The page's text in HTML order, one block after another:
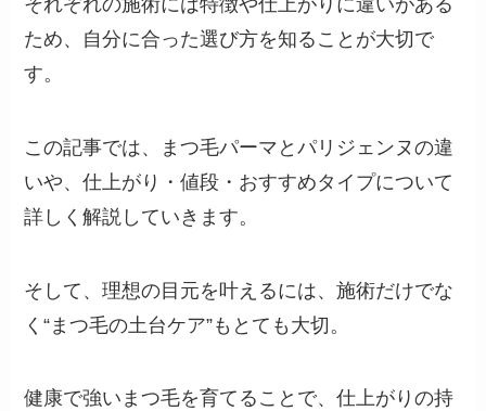
ため、自分に合った選び方を知ることが大切で
す。
この記事では、まつ毛パーマとパリジェンヌの違
いや、仕上がり・値段・おすすめタイプについて
詳しく解説していきます。
そして、理想の目元を叶えるには、施術だけでな
く“まつ毛の土台ケア”もとても大切。
健康で強いまつ毛を育てることで、仕上がりの持